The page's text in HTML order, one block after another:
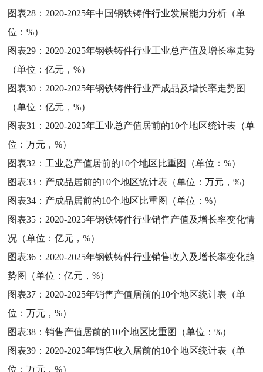
图表28： 2020-2025年中国钢铁铸件行业发展能力分析（单
位：%）
图表29： 2020-2025年钢铁铸件行业工业总产值及增长率走势
（单位：亿元，%）
图表30： 2020-2025年钢铁铸件行业产成品及增长率走势图
（单位：亿元，%）
图表31： 2020-2025年工业总产值居前的10个地区统计表（单
位：万元，%）
图表32： 工业总产值居前的10个地区比重图（单位：%）
图表33： 产成品居前的10个地区统计表（单位：万元，%）
图表34： 产成品居前的10个地区比重图（单位：%）
图表35： 2020-2025年钢铁铸件行业销售产值及增长率变化情
况（单位：亿元，%）
图表36： 2020-2025年钢铁铸件行业销售收入及增长率变化趋
势图（单位：亿元，%）
图表37： 2020-2025年销售产值居前的10个地区统计表（单
位：万元，%）
图表38：销售产值居前的10个地区比重图（单位：%）
图表39： 2020-2025年销售收入居前的10个地区统计表（单
位：万元，%）